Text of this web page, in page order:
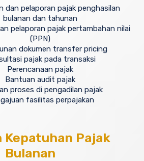
dan pelaporan pajak penghasilan
bulanan dan tahunan
pelaporan pajak pertambahan nilai
(PPN)
dokumen transfer pricing
pajak pada transaksi
Perencanaan pajak
Bantuan audit pajak
proses di pengadilan pajak
fasilitas perpajakan
Kepatuhan Pajak
Bulanan